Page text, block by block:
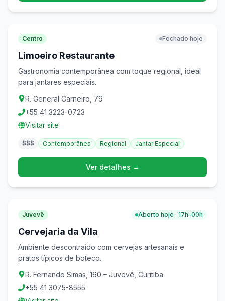
Centro Fechado hoje
Limoeiro Restaurante
Gastronomia contemporânea com toque regional, ideal
para jantares especiais.
R. General Carneiro, 79
+55 41 3223-0723
Visitar site
$$$ Contemporânea Regional Jantar Especial
Ver detalhes →
Juvevê Aberto hoje · 17h–00h
Cervejaria da Vila
Ambiente descontraído com cervejas artesanais e
pratos típicos de boteco.
R. Fernando Simas, 160 – Juvevê, Curitiba
+55 41 3075-8555